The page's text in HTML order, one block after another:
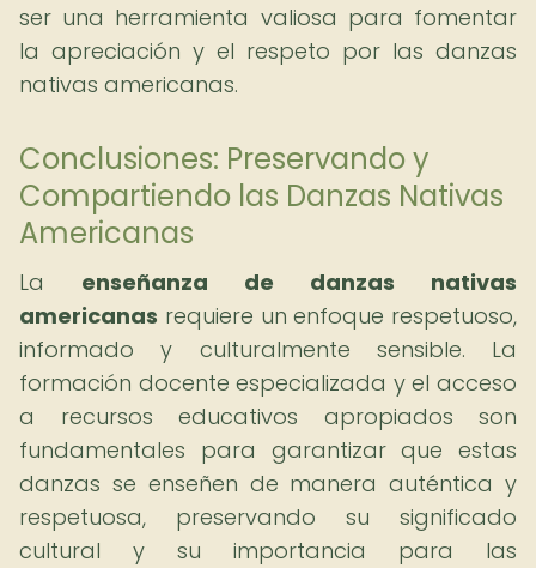
ser una herramienta valiosa para fomentar
la apreciación y el respeto por las danzas
nativas americanas.
Conclusiones: Preservando y
Compartiendo las Danzas Nativas
Americanas
La enseñanza de danzas nativas
americanas requiere un enfoque respetuoso,
informado y culturalmente sensible. La
formación docente especializada y el acceso
a recursos educativos apropiados son
fundamentales para garantizar que estas
danzas se enseñen de manera auténtica y
respetuosa, preservando su significado
cultural y su importancia para las